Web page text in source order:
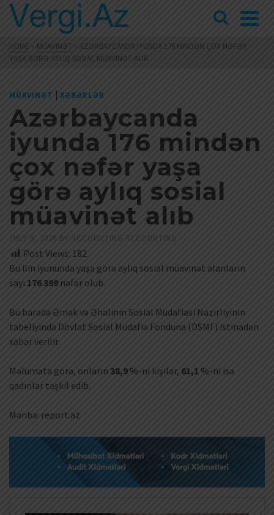
HOME » MÜAVINƏT » AZƏRBAYCANDA IYUNDA 176 MINDƏN ÇOX NƏFƏR
YAŞA GÖRƏ AYLIQ SOSIAL MÜAVINƏT ALIB
MÜAVINƏT | XƏBƏRLƏR
Azərbaycanda
iyunda 176 mindən
çox nəfər yaşa
görə aylıq sosial
müavinət alıb
JULY 9, 2026 BY ACCOUNTING ACCOUNTING
Post Views: 182
Bu ilin iyununda yaşa görə aylıq sosial müavinət alanların
sayı 176 399 nəfər olub.
Bu barədə Əmək və Əhalinin Sosial Müdafiəsi Nazirliyinin
tabeliyində Dövlət Sosial Müdafiə Fonduna (DSMF) istinadən
xəbər verilir.
Məlumata görə, onların 38,9%-ni kişilər, 61,1 %-ni isə
qadınlar təşkil edib.
Mənbə: report.az